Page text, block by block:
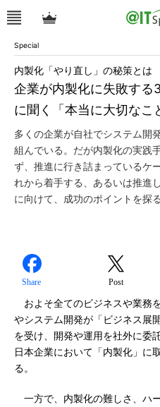
Special
企業が内製化に失敗する
に聞く「本当に大切なこ
内製化「やり直し」の秘策とは
多くの企業が自社でシステム開
組んでいる。だが内製化の実践
ず、推進に行き詰まっているケ
れから着手する、あるいは推進
に向けて、成功のポイントを探る
Share Post
およそ全てのビジネスや業務
やシステム開発が「ビジネス展
を受け、開発や運用を社外に委
日本企業において「内製化」に
る。
一方で、内製化の難しさ、ハ